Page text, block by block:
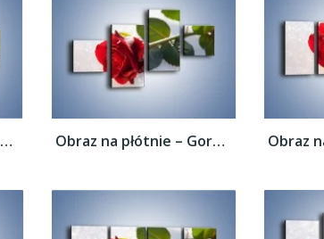
Obraz na płótnie – Gorąca róża na... Obraz na płótnie – Gorąca róża na...